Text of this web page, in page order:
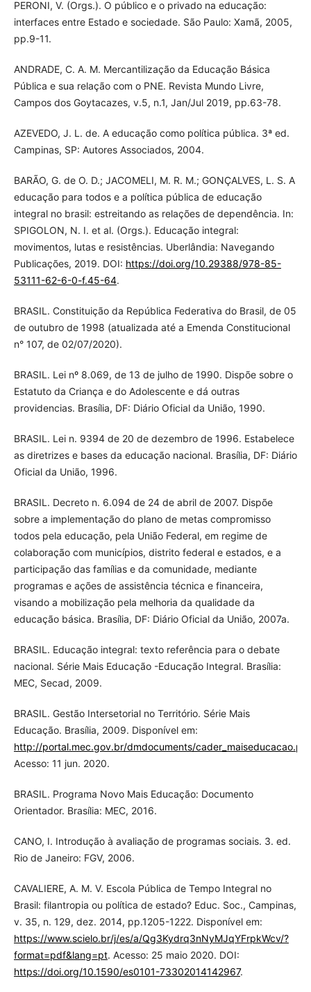
PERONI, V. (Orgs.). O público e o privado na educação:
interfaces entre Estado e sociedade. São Paulo: Xamã, 2005,
pp.9-11.
ANDRADE, C. A. M. Mercantilização da Educação Básica
Pública e sua relação com o PNE. Revista Mundo Livre,
Campos dos Goytacazes, v.5, n.1, Jan/Jul 2019, pp.63-78.
AZEVEDO, J. L. de. A educação como política pública. 3ª ed.
Campinas, SP: Autores Associados, 2004.
BARÃO, G. de O. D.; JACOMELI, M. R. M.; GONÇALVES, L. S. A
educação para todos e a política pública de educação
integral no brasil: estreitando as relações de dependência. In:
SPIGOLON, N. I. et al. (Orgs.). Educação integral:
movimentos, lutas e resistências. Uberlândia: Navegando
Publicações, 2019. DOI: https://doi.org/10.29388/978-85-
53111-62-6-0-f.45-64.
BRASIL. Constituição da República Federativa do Brasil, de 05
de outubro de 1998 (atualizada até a Emenda Constitucional
n° 107, de 02/07/2020).
BRASIL. Lei nº 8.069, de 13 de julho de 1990. Dispõe sobre o
Estatuto da Criança e do Adolescente e dá outras
providencias. Brasília, DF: Diário Oficial da União, 1990.
BRASIL. Lei n. 9394 de 20 de dezembro de 1996. Estabelece
as diretrizes e bases da educação nacional. Brasília, DF: Diário
Oficial da União, 1996.
BRASIL. Decreto n. 6.094 de 24 de abril de 2007. Dispõe
sobre a implementação do plano de metas compromisso
todos pela educação, pela União Federal, em regime de
colaboração com municípios, distrito federal e estados, e a
participação das famílias e da comunidade, mediante
programas e ações de assistência técnica e financeira,
visando a mobilização pela melhoria da qualidade da
educação básica. Brasília, DF: Diário Oficial da União, 2007a.
BRASIL. Educação integral: texto referência para o debate
nacional. Série Mais Educação -Educação Integral. Brasília:
MEC, Secad, 2009.
BRASIL. Gestão Intersetorial no Território. Série Mais
Educação. Brasília, 2009. Disponível em:
http://portal.mec.gov.br/dmdocuments/cader_maiseducacao.pdf
Acesso: 11 jun. 2020.
BRASIL. Programa Novo Mais Educação: Documento
Orientador. Brasília: MEC, 2016.
CANO, I. Introdução à avaliação de programas sociais. 3. ed.
Rio de Janeiro: FGV, 2006.
CAVALIERE, A. M. V. Escola Pública de Tempo Integral no
Brasil: filantropia ou política de estado? Educ. Soc., Campinas,
v. 35, n. 129, dez. 2014, pp.1205-1222. Disponível em:
https://www.scielo.br/j/es/a/Qg3Kydrq3nNyMJqYFrpkWcv/?
format=pdf&lang=pt. Acesso: 25 maio 2020. DOI:
https://doi.org/10.1590/es0101-73302014142967.